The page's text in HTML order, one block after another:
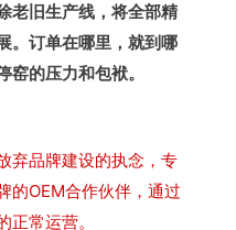
老旧生产线，将全部精
。订单在哪里，就到哪
的压力和包袱。
弃品牌建设的执念，专
的OEM合作伙伴，通过
常运营。